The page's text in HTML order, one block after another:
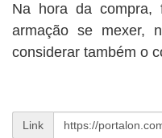
Na hora da compra,
armação se mexer,
considerar também o
Link